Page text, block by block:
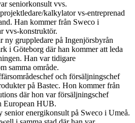
seniorkonsult vvs.
kalkylator vs-entreprenad
Han kommer från Sweco i
vvs-konstruktör.
ny gruppledare på Ingenjörsbyrån
i Göteborg där han kommer att leda
Han var tidigare
samma område.
och försäljningschef
på Bastec. Hon kommer från
där hon var försäljningschef
European HUB.
senior energikonsult på Sweco i Umeå.